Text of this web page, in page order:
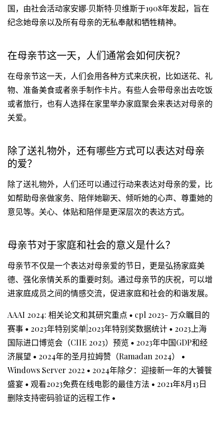
国，由社会活动家安娜·贝斯特·贝维斯于1908年发起，旨在
纪念她母亲以及所有母亲的无私奉献和牺牲精神。
在母亲节这一天，人们通常会如何庆祝？
在母亲节这一天，人们会用各种方式来庆祝，比如送花、礼
物、准备美食或者亲手制作卡片。有些人会带母亲出去吃饭
或者旅行，也有人选择在家里举办家庭聚会来表达对母亲的
关爱。
除了送礼物外，还有哪些方式可以表达对母亲
的爱？
除了送礼物外，人们还可以通过行动来表达对母亲的爱，比
如帮助母亲做家务、陪伴她聊天、倾听她的心声、尊重她的
意见等。关心、体贴和陪伴是更深层次的表达方式。
母亲节对于家庭和社会的意义是什么？
母亲节不仅是一个表达对母亲爱的节日，更是弘扬家庭美
德、强化亲情关系的重要时刻。通过母亲节的庆祝，可以增
进家庭成员之间的情感交流，促进家庭和社会的和谐发展。
AAAI 2024: 相关论文和其研究重点 • cpl 2023- 万众瞩目的
赛事 • 2023年特别奖单|2023年特别奖数据统计 • 2023上海
国际进口博览会（CIIE 2023）预览 • 2023年中国GDP和经
济展望 • 2024年的圣月拉姆赞（Ramadan 2024）
•
Windows Server 2022 • 2024年除夕：迎接新一年的大饕餮
盛宴 • 观看2023免费在线电影的最佳方法 • 2021年8月13日
删除支持密码验证的远程工作 •